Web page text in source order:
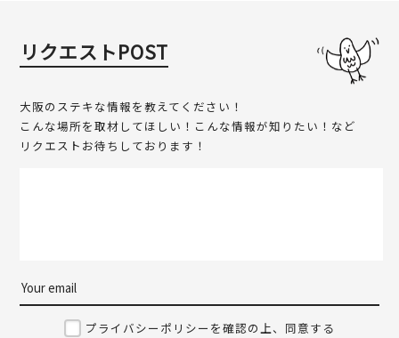
リクエストPOST
大阪のステキな情報を教えてください！
こんな場所を取材してほしい！こんな情報が知りたい！など
リクエストお待ちしております！
プライバシーポリシーを確認の上、同意する